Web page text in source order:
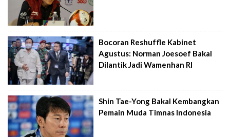
Bocoran Reshuffle Kabinet
Agustus: Norman Joesoef Bakal
Dilantik Jadi Wamenhan RI
Shin Tae-Yong Bakal Kembangkan
Pemain Muda Timnas Indonesia